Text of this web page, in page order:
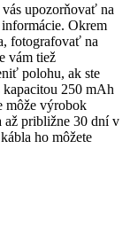
upozorňovať na
Okrem
fotografovať na
vám tiež
polohu, ak ste
250 mAh
môže výrobok
až približne 30 dní v
ho môžete